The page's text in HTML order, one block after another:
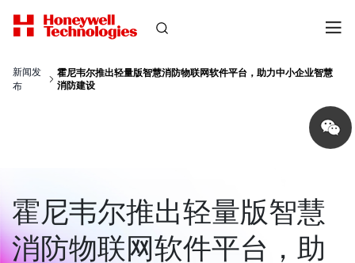
新闻发
布
霍尼韦尔推出轻量版智慧消防物联网软件平台，助力中小企业智慧
消防建设
Share
on
wechat
霍尼韦尔推出轻量版智慧
消防物联网软件平台，助